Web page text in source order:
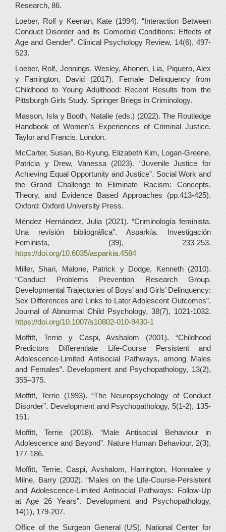
Research, 86.
Loeber, Rolf y Keenan, Kate (1994). “Interaction Between
Conduct Disorder and its Comorbid Conditions: Effects of
Age and Gender”. Clinical Psychology Review, 14(6), 497-
523.
Loeber, Rolf, Jennings, Wesley, Ahonen, Lia, Piquero, Alex
y Farrington, David (2017). Female Delinquency from
Childhood to Young Adulthood: Recent Results from the
Pittsburgh Girls Study. Springer Briegs in Criminology.
Masson, Isla y Booth, Natalie (eds.) (2022). The Routledge
Handbook of Women's Experiences of Criminal Justice.
Taylor and Francis. London.
McCarter, Susan, Bo-Kyung, Elizabeth Kim, Logan-Greene,
Patricia y Drew, Vanessa (2023). “Juvenile Justice for
Achieving Equal Opportunity and Justice”. Social Work and
the Grand Challenge to Eliminate Racism: Concepts,
Theory, and Evidence Based Approaches (pp.413-425).
Oxford: Oxford University Press.
Méndez Hernández, Julia (2021). “Criminología feminista.
Una revisión bibliográfica”. Asparkía. Investigación
Feminista, (39), 233-253.
https://doi.org/10.6035/asparkia.4584
Miller, Shari, Malone, Patrick y Dodge, Kenneth (2010).
“Conduct Problems Prevention Research Group.
Developmental Trajectories of Boys’ and Girls’ Delinquency:
Sex Differences and Links to Later Adolescent Outcomes”.
Journal of Abnormal Child Psychology, 38(7), 1021-1032.
https://doi.org/10.1007/s10802-010-9430-1
Moffitt, Terrie y Caspi, Avshalom (2001). “Childhood
Predictors Differentiate Life-Course Persistent and
Adolescence-Limited Antisocial Pathways, among Males
and Females”. Development and Psychopathology, 13(2),
355–375.
Moffitt, Terrie (1993). “The Neuropsychology of Conduct
Disorder”. Development and Psychopathology, 5(1-2), 135-
151.
Moffitt, Terrie (2018). “Male Antisocial Behaviour in
Adolescence and Beyond”. Nature Human Behaviour, 2(3),
177-186.
Moffitt, Terrie, Caspi, Avshalom, Harrington, Honnalee y
Milne, Barry (2002). “Males on the Life-Course-Persistent
and Adolescence-Limited Antisocial Pathways: Follow-Up
at Age 26 Years”. Development and Psychopathology,
14(1), 179-207.
Office of the Surgeon General (US), National Center for